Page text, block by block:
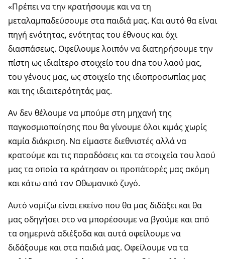
«Πρέπει να την κρατήσουμε και να τη
μεταλαμπαδεύσουμε στα παιδιά μας. Και αυτό θα είναι
πηγή ενότητας, ενότητας του έθνους και όχι
διασπάσεως. Οφείλουμε λοιπόν να διατηρήσουμε την
πίστη ως ιδιαίτερο στοιχείο του dna του λαού μας,
του γένους μας, ως στοιχείο της ιδιοπροσωπίας μας
και της ιδιαιτερότητάς μας.
Αν δεν θέλουμε να μπούμε στη μηχανή της
παγκοσμιοποίησης που θα γίνουμε όλοι κιμάς χωρίς
καμία διάκριση. Να είμαστε διεθνιστές αλλά να
κρατούμε και τις παραδόσεις και τα στοιχεία του λαού
μας τα οποία τα κράτησαν οι προπάτορές μας ακόμη
και κάτω από τον Οθωμανικό ζυγό.
Αυτό νομίζω είναι εκείνο που θα μας διδάξει και θα
μας οδηγήσει στο να μπορέσουμε να βγούμε και από
τα σημερινά αδιέξοδα και αυτά οφείλουμε να
διδάξουμε και στα παιδιά μας. Οφείλουμε να τα